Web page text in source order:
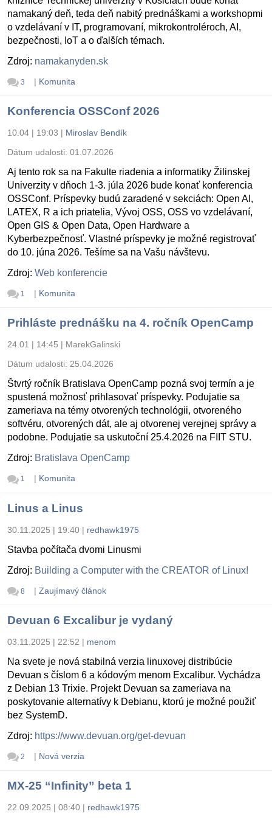
namakaný deň, teda deň nabitý prednáškami a workshopmi
o vzdelávaní v IT, programovaní, mikrokontroléroch, AI,
bezpečnosti, IoT a o ďalších témach.
Zdroj: namakanyden.sk
3 | Komunita
Konferencia OSSConf 2026
10.04 | 19:03 | Miroslav Bendík
Dátum udalosti: 01.07.2026
Aj tento rok sa na Fakulte riadenia a informatiky Žilinskej
Univerzity v dňoch 1-3. júla 2026 bude konať konferencia
OSSConf. Príspevky budú zaradené v sekciách: Open AI,
LATEX, R a ich priatelia, Vývoj OSS, OSS vo vzdelávaní,
Open GIS & Open Data, Open Hardware a
Kyberbezpečnosť. Vlastné príspevky je možné registrovať
do 10. júna 2026. Tešíme sa na Vašu návštevu.
Zdroj: Web konferencie
1 | Komunita
Prihláste prednášku na 4. ročník OpenCamp
24.01 | 14:45 | MarekGalinski
Dátum udalosti: 25.04.2026
Štvrtý ročník Bratislava OpenCamp pozná svoj termín a je
spustená možnosť prihlasovať príspevky. Podujatie sa
zameriava na témy otvorených technológii, otvoreného
softvéru, otvorených dát, ale aj otvorenej verejnej správy a
podobne. Podujatie sa uskutoční 25.4.2026 na FIIT STU.
Zdroj: Bratislava OpenCamp
1 | Komunita
Linus a Linus
30.11.2025 | 19:40 | redhawk1975
Stavba počítača dvomi Linusmi
Zdroj: Building a Computer with the CREATOR of Linux!
8 | Zaujímavý článok
Devuan 6 Excalibur je vydaný
03.11.2025 | 22:52 | menom
Na svete je nová stabilná verzia linuxovej distribúcie
Devuan s číslom 6 a kódovým menom Excalibur. Vychádza
z Debian 13 Trixie. Projekt Devuan sa zameriava na
poskytovanie alternatívy k Debianu, ktorú je možné použiť
bez SystemD.
Zdroj: https://www.devuan.org/get-devuan
2 | Nová verzia
MX-25 “Infinity” beta 1
22.09.2025 | 08:40 | redhawk1975